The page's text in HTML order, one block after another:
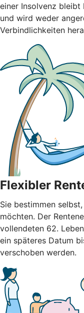
einer Insolvenz bleibt
und wird weder
Verbindlichkeiten
Flexibler
Sie bestimmen
möchten. Der
vollendeten 62.
ein späteres Datum
verschoben werden.